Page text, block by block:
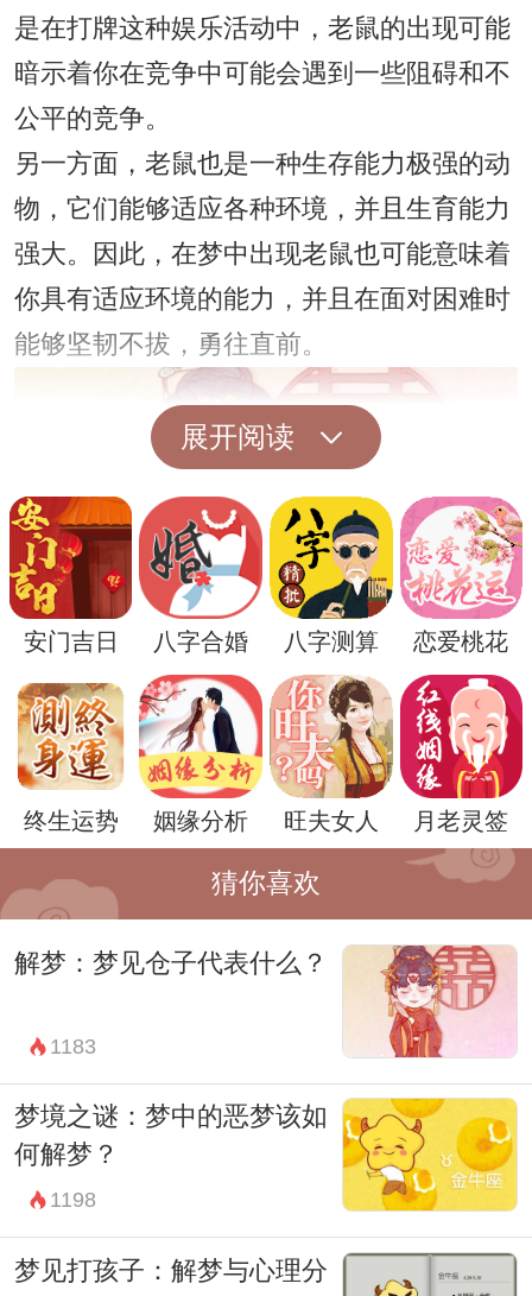
是在打牌这种娱乐活动中，老鼠的出现可能
暗示着你在竞争中可能会遇到一些阻碍和不
公平的竞争。
另一方面，老鼠也是一种生存能力极强的动
物，它们能够适应各种环境，并且生育能力
强大。因此，在梦中出现老鼠也可能意味着
你具有适应环境的能力，并且在面对困难时
能够坚韧不拔，勇往直前。
除了以上的解释之外，老鼠在一些文化中还
被视为财富的象征。特别是在中国传统文化
中，老鼠是与财富、富裕紧密相连的。因
此，梦中出现老鼠也可能暗示着你即将获得
财富或者是事业上的成功。尤其是在打牌
时，老鼠的出现可能意味着你手气旺盛，很
然而，梦境的解读并不是一成不变的，它可
能会因人而异，也可能受到周围环境的影响
而产生变化。因此，我们在解梦时需要结合
自身的情况和周围的环境来进行分析，不能
一概而论。
总的来说，梦境中出现老鼠可能有着多种不
展开阅读
安门吉日 八字合婚 八字测算 恋爱桃花
终生运势 姻缘分析 旺夫女人 月老灵签
猜你喜欢
解梦：梦见仓子代表什么？
1183
梦境之谜：梦中的恶梦该如
何解梦？
1198
梦见打孩子：解梦与心理分